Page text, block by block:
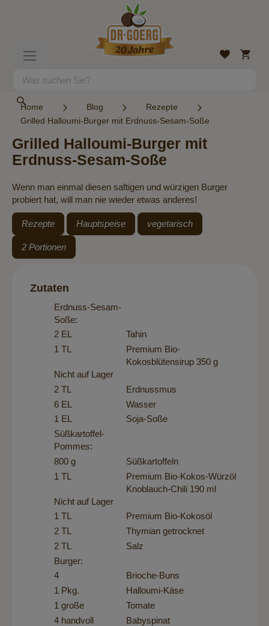
Suche
Wunschliste
Mein
Home Blog
Rezepte
Grilled Halloumi-Burger mit Erdnuss-Sesam-Soße
Grilled Halloumi-Burger mit
Erdnuss-Sesam-Soße
Wenn man einmal diesen saftigen und würzigen Burger
probiert hat, will man nie wieder etwas anderes!
Rezepte Hauptspeise vegetarisch
2 Portionen
Zutaten
Erdnuss-Sesam-
Soße:
2 EL
Tahin
1 TL
Premium Bio-
Kokosblütensirup 350 g
Nicht auf Lager
2 TL
Erdnussmus
6 EL
Wasser
1 EL
Soja-Soße
Süßkartoffel-
Pommes:
800 g
Süßkartoffeln
1 TL
Premium Bio-Kokos-Würzöl
Knoblauch-Chili 190 ml
Nicht auf Lager
1 TL
Premium Bio-Kokosöl
2 TL
Thymian getrocknet
2 TL
Salz
Burger:
4
Brioche-Buns
1 Pkg.
Halloumi-Käse
1 große
Tomate
4 handvoll
Babyspinat